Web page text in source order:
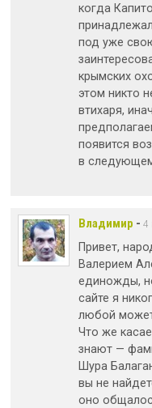
когда
под уже
крымских
этом никто
втихаря,
появится
в
Владимир - 4
Привет,
Валерием
единожды,
сайте я
любой
Что же
знают —
Шура
вы не
оно